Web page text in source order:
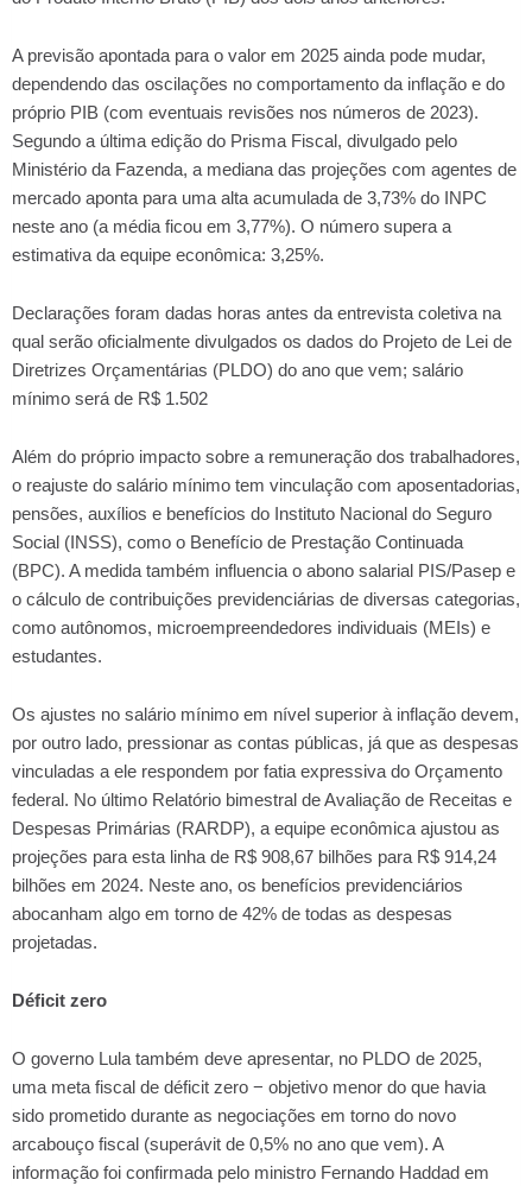
A previsão apontada para o valor em 2025 ainda pode mudar,
dependendo das oscilações no comportamento da inflação e do
próprio PIB (com eventuais revisões nos números de 2023).
Segundo a última edição do Prisma Fiscal, divulgado pelo
Ministério da Fazenda, a mediana das projeções com agentes de
mercado aponta para uma alta acumulada de 3,73% do INPC
neste ano (a média ficou em 3,77%). O número supera a
estimativa da equipe econômica: 3,25%.
Declarações foram dadas horas antes da entrevista coletiva na
qual serão oficialmente divulgados os dados do Projeto de Lei de
Diretrizes Orçamentárias (PLDO) do ano que vem; salário
mínimo será de R$ 1.502
Além do próprio impacto sobre a remuneração dos trabalhadores,
o reajuste do salário mínimo tem vinculação com aposentadorias,
pensões, auxílios e benefícios do Instituto Nacional do Seguro
Social (INSS), como o Benefício de Prestação Continuada
(BPC). A medida também influencia o abono salarial PIS/Pasep e
o cálculo de contribuições previdenciárias de diversas categorias,
como autônomos, microempreendedores individuais (MEIs) e
estudantes.
Os ajustes no salário mínimo em nível superior à inflação devem,
por outro lado, pressionar as contas públicas, já que as despesas
vinculadas a ele respondem por fatia expressiva do Orçamento
federal. No último Relatório bimestral de Avaliação de Receitas e
Despesas Primárias (RARDP), a equipe econômica ajustou as
projeções para esta linha de R$ 908,67 bilhões para R$ 914,24
bilhões em 2024. Neste ano, os benefícios previdenciários
abocanham algo em torno de 42% de todas as despesas
projetadas.
Déficit zero
O governo Lula também deve apresentar, no PLDO de 2025,
uma meta fiscal de déficit zero − objetivo menor do que havia
sido prometido durante as negociações em torno do novo
arcabouço fiscal (superávit de 0,5% no ano que vem). A
informação foi confirmada pelo ministro Fernando Haddad em